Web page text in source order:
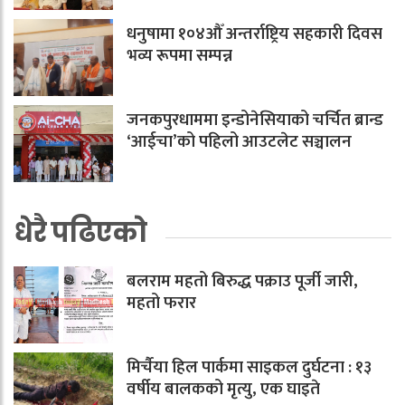
धनुषामा १०४औँ अन्तर्राष्ट्रिय सहकारी दिवस
भव्य रूपमा सम्पन्न
जनकपुरधाममा इन्डोनेसियाको चर्चित ब्रान्ड
‘आईचा’को पहिलो आउटलेट सञ्चालन
धेरै पढिएको
बलराम महतो बिरुद्ध पक्राउ पूर्जी जारी,
महतो फरार
मिर्चैया हिल पार्कमा साइकल दुर्घटना : १३
वर्षीय बालकको मृत्यु, एक घाइते